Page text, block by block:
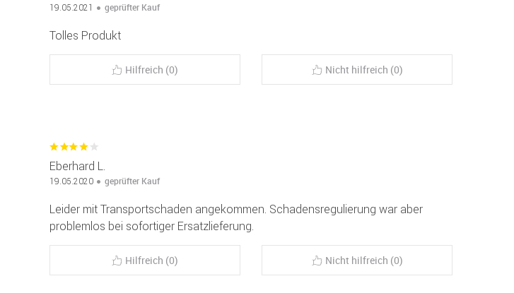
19.05.2021 geprüfter Kauf
Tolles Produkt
Hilfreich (0) Nicht hilfreich (0)
Eberhard L.
19.05.2020 geprüfter Kauf
Leider mit Transportschaden angekommen. Schadensregulierung war aber
problemlos bei sofortiger Ersatzlieferung.
Hilfreich (0) Nicht hilfreich (0)